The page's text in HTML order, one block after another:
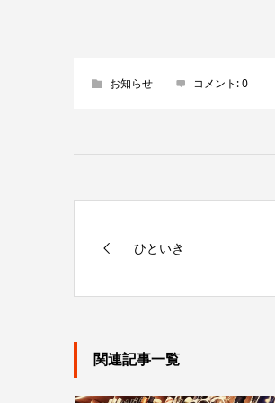
お知らせ コメント:0
ひといき
関連記事一覧